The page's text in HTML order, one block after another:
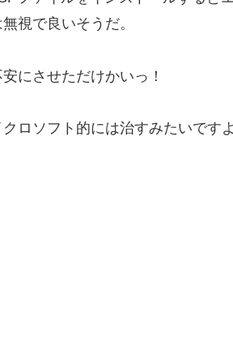
視で良いそうだ。
にさせただけかいっ！
ロソフト的には治すみたいです